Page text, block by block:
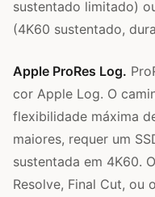
sustentado limitado)
(4K60 sustentado,
Apple ProRes Log.
cor Apple Log. O
flexibilidade máxima
maiores, requer um
sustentada em 4K60.
Resolve, Final Cut, ou